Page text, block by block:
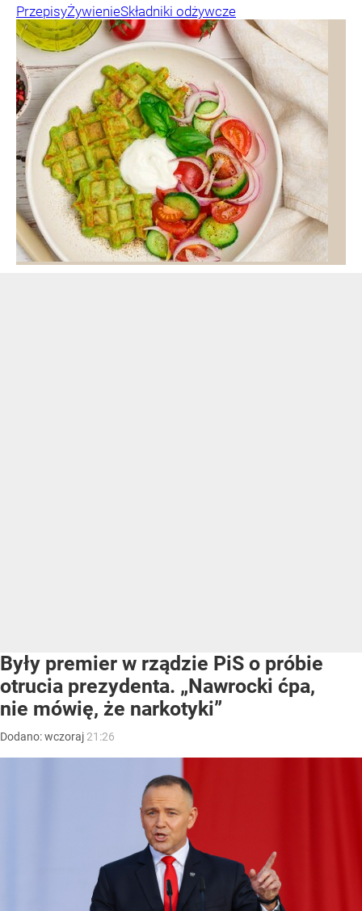
PrzepisyŻywienieSkładniki odżywcze
Były premier w rządzie PiS o próbie
otrucia prezydenta. „Nawrocki ćpa,
nie mówię, że narkotyki”
Dodano:wczoraj 21:26